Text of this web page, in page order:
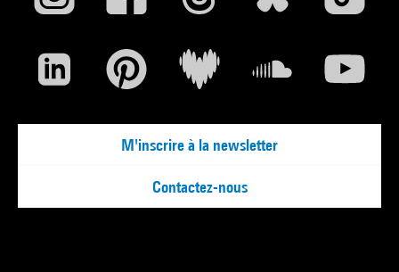
M'inscrire à la newsletter
Contactez-nous